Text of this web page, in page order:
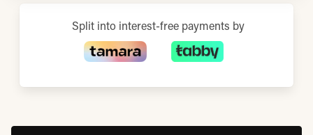
Split into interest-free payments by